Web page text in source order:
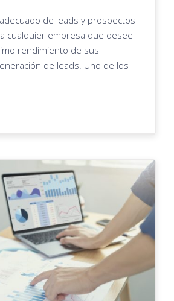
de leads y prospectos
cualquier empresa que desee
rendimiento de sus
de leads. Uno de los